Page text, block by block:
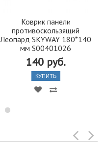
Коврик панели
противоскользящий
Леопард SKYWAY 180*140
мм S00401026
140 руб.
КУПИТЬ